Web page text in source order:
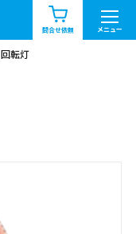
問合せ依頼 メニュー
お知らせ一覧
お問合せ
回転灯